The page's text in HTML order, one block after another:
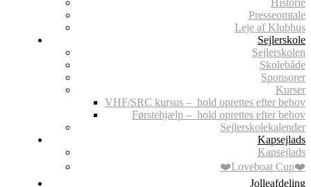
Historie
Presseomtale
Leje af Klubhus
Sejlerskole
Sejlerskolen
Skolebåde
Sponsorer
Kurser
VHF/SRC kursus – hold oprettes efter behov
Førstehjælp – hold oprettes efter behov
Sejlerskolekalender
Kapsejlads
Kapsejlads
❤️Loveboat Cup❤️
Jolleafdeling